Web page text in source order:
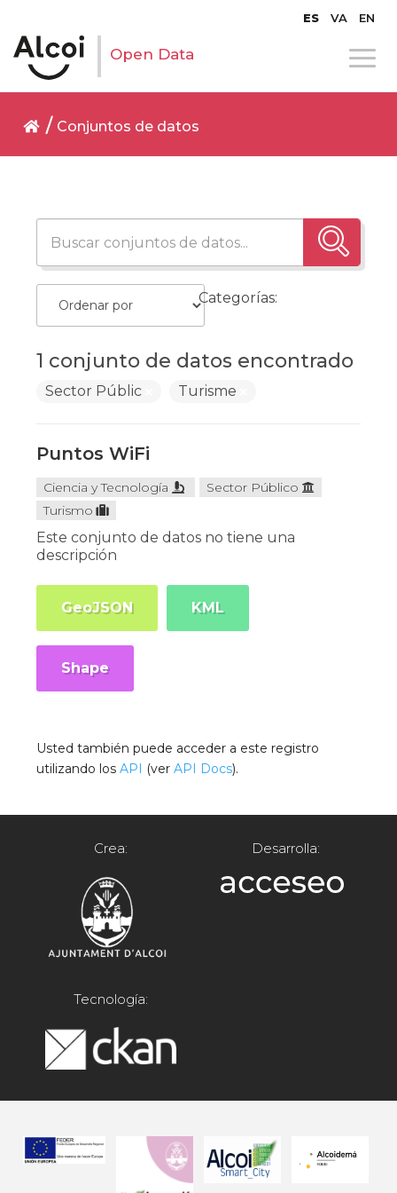
ES VA EN
Open Data
Conjuntos de datos
1 conjunto de datos encontrado
Categorías:
Sector Públic Turisme
Puntos WiFi
Ciencia y Tecnología
Sector Público
Turismo
Este conjunto de datos no tiene una
descripción
GeoJSON KML
Shape
Usted también puede acceder a este registro
utilizando losAPI (verAPI Docs).
Crea: Desarrolla:
Tecnología: